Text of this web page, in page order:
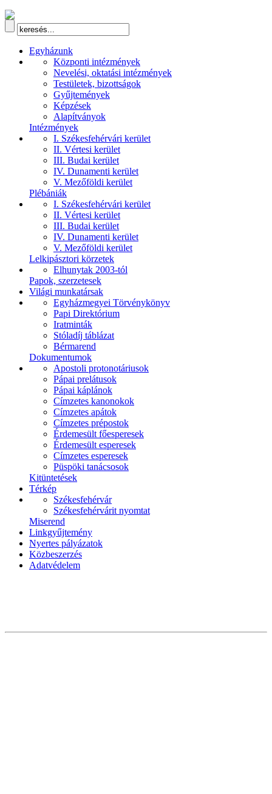
Egyházunk
Központi intézmények
Nevelési, oktatási intézmények
Testületek, bizottságok
Gyűjtemények
Képzések
Alapítványok
Intézmények
I. Székesfehérvári kerület
II. Vértesi kerület
III. Budai kerület
IV. Dunamenti kerület
V. Mezőföldi kerület
Plébániák
I. Székesfehérvári kerület
II. Vértesi kerület
III. Budai kerület
IV. Dunamenti kerület
V. Mezőföldi kerület
Lelkipásztori körzetek
Elhunytak 2003-tól
Papok, szerzetesek
Világi munkatársak
Egyházmegyei Törvénykönyv
Papi Direktórium
Iratminták
Stóladíj táblázat
Bérmarend
Dokumentumok
Apostoli protonotáriusok
Pápai prelátusok
Pápai káplánok
Címzetes kanonokok
Címzetes apátok
Címzetes prépostok
Érdemesült főesperesek
Érdemesült esperesek
Címzetes esperesek
Püspöki tanácsosok
Kitüntetések
Térkép
Székesfehérvár
Székesfehérvárit nyomtat
Miserend
Linkgyűjtemény
Nyertes pályázatok
Közbeszerzés
Adatvédelem